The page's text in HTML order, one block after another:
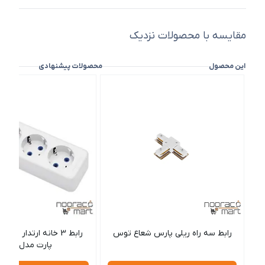
مقایسه با محصولات نزدیک
این محصول محصولات پیشنهادی
رابط سه راه ریلی پارس شعاع توس
پارت مدل